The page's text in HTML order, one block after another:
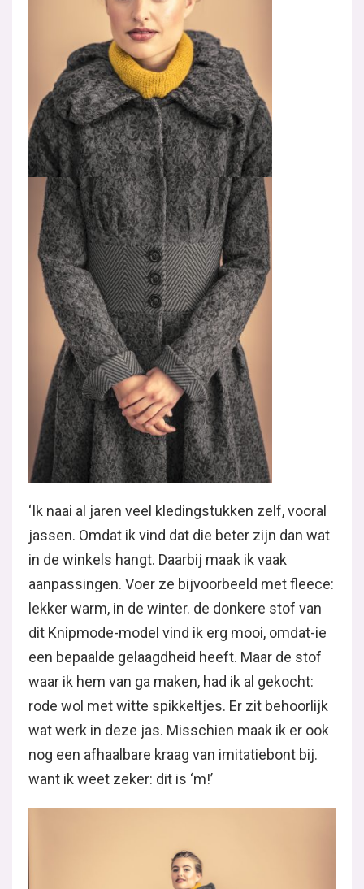
‘Ik naai al jaren veel kledingstukken zelf, vooral
jassen. Omdat ik vind dat die beter zijn dan wat
in de winkels hangt. Daarbij maak ik vaak
aanpassingen. Voer ze bijvoorbeeld met fleece:
lekker warm, in de winter. de donkere stof van
dit Knipmode-model vind ik erg mooi, omdat-ie
een bepaalde gelaagdheid heeft. Maar de stof
waar ik hem van ga maken, had ik al gekocht:
rode wol met witte spikkeltjes. Er zit behoorlijk
wat werk in deze jas. Misschien maak ik er ook
nog een afhaalbare kraag van imitatiebont bij.
want ik weet zeker: dit is ‘m!’